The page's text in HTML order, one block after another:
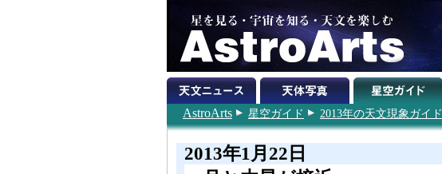
AstroArts 星空ガイド 2013年の天文現象ガイド
2013年1月22日